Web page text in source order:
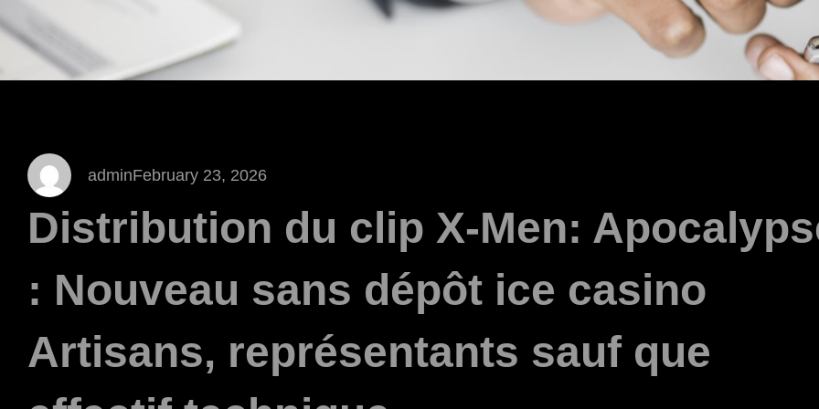
adminFebruary 23, 2026
Distribution du clip X-Men:
: Nouveau sans dépôt ice casino
Artisans, représentants sauf que